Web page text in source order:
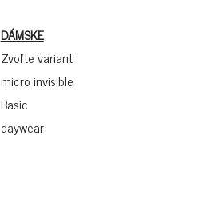
DÁMSKE
Zvoľte variant
micro invisible
Basic
daywear